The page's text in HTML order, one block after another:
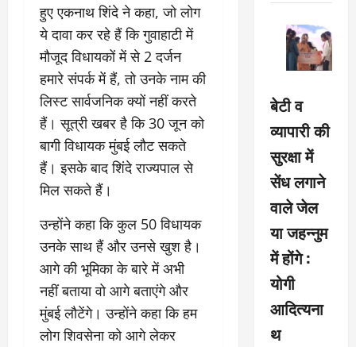
हुए एकनाथ शिंदे ने कहा, जो लोग
ये दावा कर रहे हैं कि गुवाहाटी में
मौजूद विधायकों में से 2 दर्जन
हमारे संपर्क में हैं, तो उनके नाम की
लिस्ट सार्वजनिक क्यों नहीं करते
हैं। सूत्री खबर है कि 30 जून को
बागी विधायक मुंबई लौट सकते
हैं। इसके बाद शिंदे राज्यपाल से
मिल सकते हैं।
उन्होंने कहा कि कुल 50 विधायक
उनके साथ हैं और उनसे खुश है।
आगे की भूमिका के बारे में अभी
नहीं बताया वो आगे बताएंगे और
मुंबई लौटेंगे। उन्होंने कहा कि हम
लोग शिवसेना को आगे लेकर
बेटी व
व्यापारी की
सुरक्षा में
सेंध लगाने
वाले जेल
या जहन्नुम
में होंगे :
योगी
आदित्यना
थ